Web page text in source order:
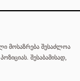
მოსაზრება შესაძლოა
შესაბამისად,